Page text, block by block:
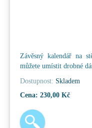
Závěsný kalendář na
můžete umístit drobné
Dostupnost: Skladem
Cena: 230,00 Kč